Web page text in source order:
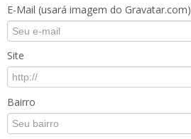
E-Mail (usará imagem do Gravatar.com)
Site
Bairro